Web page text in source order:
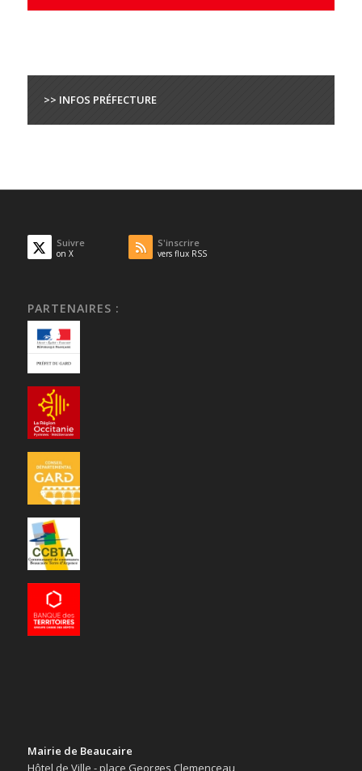
>> INFOS PRÉFECTURE
Suivre
on X
S'inscrire
vers flux RSS
PARTENAIRES :
Mairie de Beaucaire
Hôtel de Ville - place Georges Clemenceau